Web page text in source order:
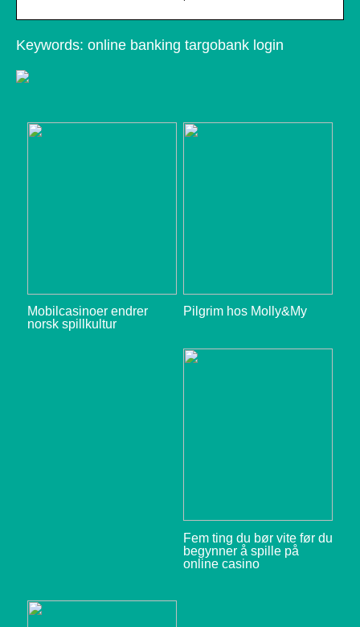
Keywords: online banking targobank login
Mobilcasinoer endrer
norsk spillkultur
Pilgrim hos Molly&My
Fem ting du bør vite før du
begynner å spille på
online casino